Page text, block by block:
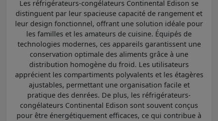
Les réfrigérateurs-congélateurs Continental Edison se
distinguent par leur spacieuse capacité de rangement et
leur design fonctionnel, offrant une solution idéale pour
les familles et les amateurs de cuisine. Équipés de
technologies modernes, ces appareils garantissent une
conservation optimale des aliments grâce à une
distribution homogène du froid. Les utilisateurs
apprécient les compartiments polyvalents et les étagères
ajustables, permettant une organisation facile et
pratique des denrées. De plus, les réfrigérateurs-
congélateurs Continental Edison sont souvent conçus
pour être énergétiquement efficaces, ce qui contribue à